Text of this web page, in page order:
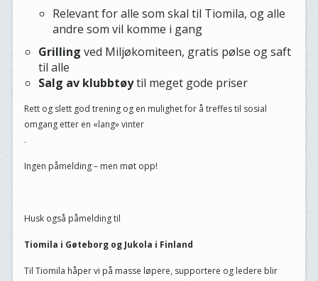
Relevant for alle som skal til Tiomila, og alle
andre som vil komme i gang
Grilling ved Miljøkomiteen, gratis pølse og saft
til alle
Salg av klubbtøytil meget gode priser
Rett og slett god trening og en mulighet for å treffes til sosial
omgang etter en «lang» vinter
.
Ingen påmelding – men møt opp!
Husk også påmelding til
Tiomila i Gøteborg og Jukola i Finland
Til Tiomila håper vi på masse løpere, supportere og ledere blir